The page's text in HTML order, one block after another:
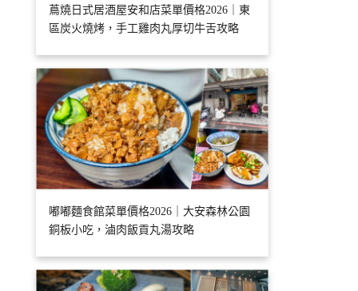
蔦燒日式居酒屋安和店菜單價格2026｜東
區炭火燒烤，手工雞肉丸厚切牛舌攻略
嘟嘟麵食館菜單價格2026｜大安森林公園
銅板小吃，滷肉飯貢丸湯攻略